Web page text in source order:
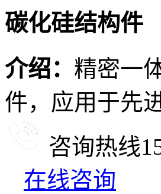
碳化硅结构件
介绍： 精密一
件，应用于先
咨询热线
在线咨询